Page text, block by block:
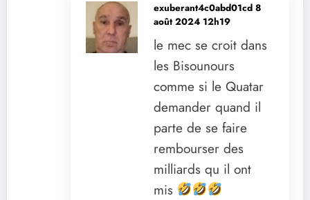
exuberant4c0abd01cd 8
août 2024 12h19
le mec se croit dans
les Bisounours
comme si le Quatar
demander quand il
parte de se faire
rembourser des
milliards qu il ont
mis